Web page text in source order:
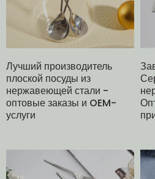
Лучший производитель
плоской посуды из
нержавеющей стали -
оптовые заказы и OEM-
услуги